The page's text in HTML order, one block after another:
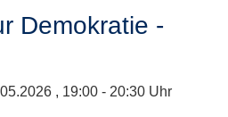
Demokratie -
, 19:00 - 20:30 Uhr